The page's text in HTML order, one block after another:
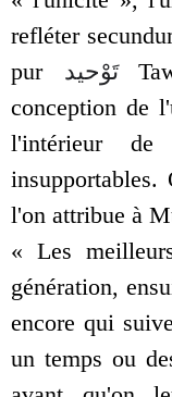
refléter
pur تَوْحيد
conception de
l'intérieur de
insupportables.
l'on attribue à
« Les
génération,
encore qui
un temps ou